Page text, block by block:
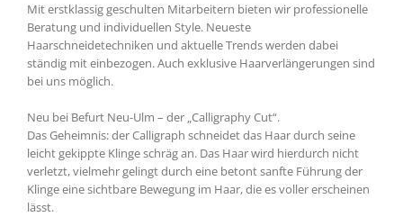
Mit erstklassig geschulten Mitarbeitern bieten wir professionelle
Beratung und individuellen Style. Neueste
Haarschneidetechniken und aktuelle Trends werden dabei
ständig mit einbezogen. Auch exklusive Haarverlängerungen sind
bei uns möglich.
Neu bei Befurt Neu-Ulm – der „Calligraphy Cut“.
Das Geheimnis: der Calligraph schneidet das Haar durch seine
leicht gekippte Klinge schräg an. Das Haar wird hierdurch nicht
verletzt, vielmehr gelingt durch eine betont sanfte Führung der
Klinge eine sichtbare Bewegung im Haar, die es voller erscheinen
lässt.